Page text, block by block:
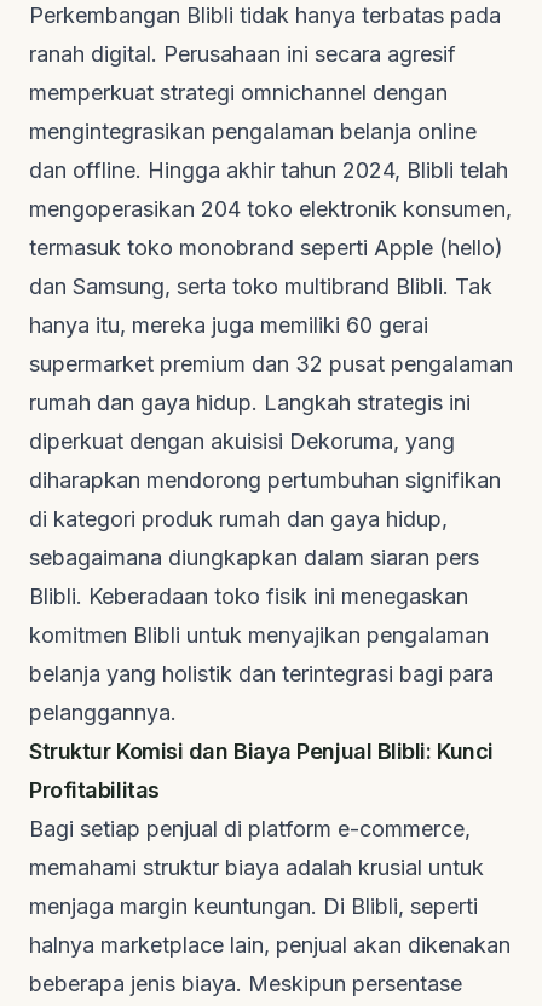
Perkembangan Blibli tidak hanya terbatas pada
ranah digital. Perusahaan ini secara agresif
memperkuat strategi omnichannel dengan
mengintegrasikan pengalaman belanja online
dan offline. Hingga akhir tahun 2024, Blibli telah
mengoperasikan 204 toko elektronik konsumen,
termasuk toko monobrand seperti Apple (hello)
dan Samsung, serta toko multibrand Blibli. Tak
hanya itu, mereka juga memiliki 60 gerai
supermarket premium dan 32 pusat pengalaman
rumah dan gaya hidup. Langkah strategis ini
diperkuat dengan akuisisi Dekoruma, yang
diharapkan mendorong pertumbuhan signifikan
di kategori produk rumah dan gaya hidup,
sebagaimana diungkapkan dalam siaran pers
Blibli. Keberadaan toko fisik ini menegaskan
komitmen Blibli untuk menyajikan pengalaman
belanja yang holistik dan terintegrasi bagi para
pelanggannya.
Struktur Komisi dan Biaya Penjual Blibli: Kunci
Profitabilitas
Bagi setiap penjual di platform e-commerce,
memahami struktur biaya adalah krusial untuk
menjaga margin keuntungan. Di Blibli, seperti
halnya marketplace lain, penjual akan dikenakan
beberapa jenis biaya. Meskipun persentase